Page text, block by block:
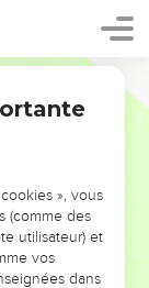
LES
», vous
(comme des
utilisateur) et
vos
dans